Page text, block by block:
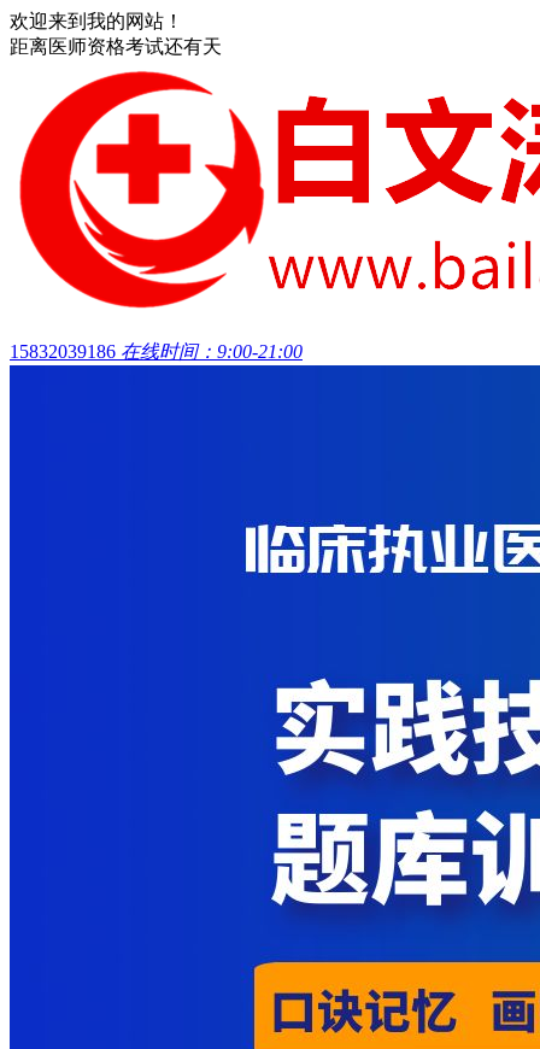
欢迎来到我的网站！
距离医师资格考试还有天
15832039186 在线时间：9:00-21:00